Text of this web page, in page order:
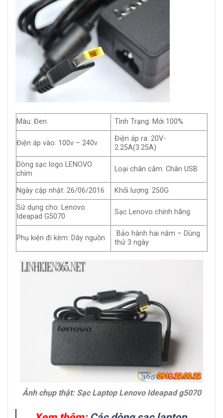
Màu: Đen Tình Trạng: Mới 100%
Điện áp vào: 100v – 240v
Điện áp ra: 20V-
2.25A(3.25A)
Dòng sạc logo LENOVO
chìm
Loại chân cắm: Chân USB
Ngày cập nhật: 26/06/2016
Khối lượng: 250G
Sử dụng cho: Lenovo
Ideapad G5070
Sạc Lenovo chính hãng
Phụ kiện đi kèm: Dây nguồn
Bảo hành hai năm – Dùng
thử 3 ngày
Ảnh chụp thật: Sạc Laptop Lenovo Ideapad g5070